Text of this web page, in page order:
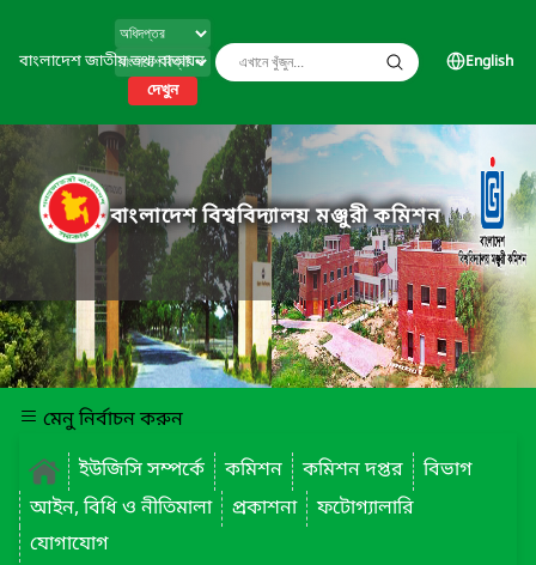
বাংলাদেশ জাতীয় তথ্য বাতায়ন
দেখুন
English
বাংলাদেশ বিশ্ববিদ্যালয় মঞ্জুরী কমিশন
মেনু নির্বাচন করুন
ইউজিসি সম্পর্কে
কমিশন কমিশন দপ্তর
বিভাগ
আইন, বিধি ও নীতিমালা
প্রকাশনা
ফটোগ্যালারি
যোগাযোগ